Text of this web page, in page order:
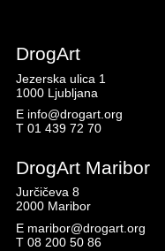
DrogArt
Jezerska ulica 1
1000 Ljubljana
E info@drogart.org
T 01 439 72 70
DrogArt Maribor
Jurčičeva 8
2000 Maribor
E maribor@drogart.org
T 08 200 50 86